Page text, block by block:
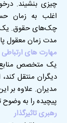
چیزی بنشیند.
اغلب به زمان
چک‌های حقوق. یک
مدت زمان معقول
مهارت های ارتباطی
یک متخصص منابع
دیگران منتقل
مدیران. علاوه بر
پیچیده را به
رهبری تاثیرگذار